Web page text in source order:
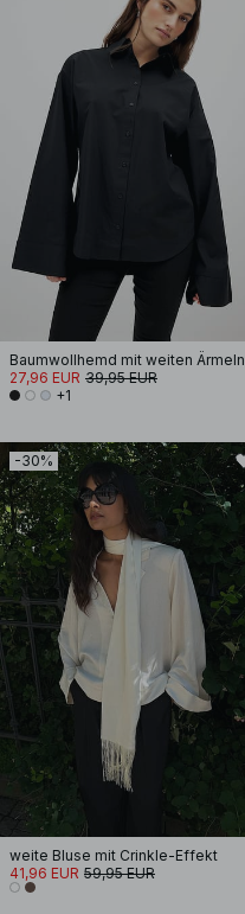
Baumwollhemd mit weiten Ärmeln
27,96 EUR 39,95 EUR
+1
-30%
weite Bluse mit Crinkle-Effekt
41,96 EUR 59,95 EUR